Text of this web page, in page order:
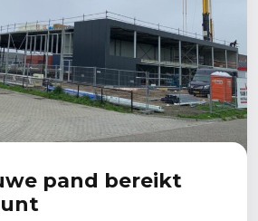
pand bereikt